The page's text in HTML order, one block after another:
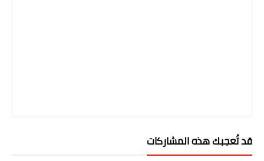
قد تُعجبك هذه المشاركات